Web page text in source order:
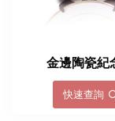
金邊陶瓷紀
快速查詢